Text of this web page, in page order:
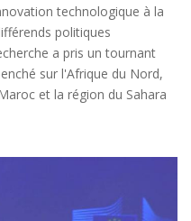
technologique à la
politiques
a pris un tournant
sur l'Afrique du Nord,
et la région du Sahara